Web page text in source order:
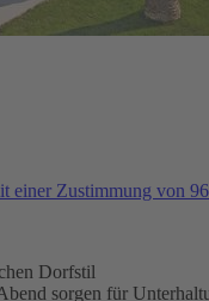
einer Zustimmung von
Dorfstil
sorgen für